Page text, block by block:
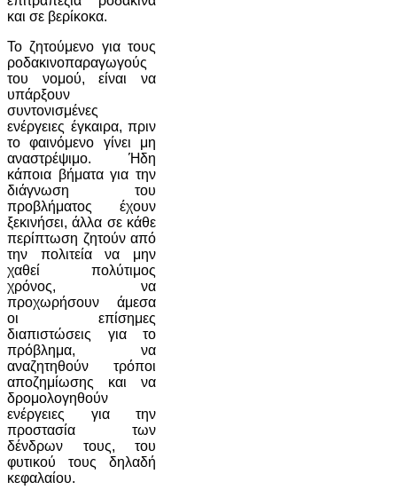
και σε βερίκοκα.
Το ζητούμενο για τους
ροδακινοπαραγωγούς
του νομού, είναι να
υπάρξουν
συντονισμένες
ενέργειες έγκαιρα, πριν
το φαινόμενο γίνει μη
αναστρέψιμο. Ήδη
κάποια βήματα για την
διάγνωση του
προβλήματος έχουν
ξεκινήσει, άλλα σε κάθε
περίπτωση ζητούν από
την πολιτεία να μην
χαθεί πολύτιμος
χρόνος, να
προχωρήσουν άμεσα
οι επίσημες
διαπιστώσεις για το
πρόβλημα, να
αναζητηθούν τρόποι
αποζημίωσης και να
δρομολογηθούν
ενέργειες για την
προστασία των
δένδρων τους, του
φυτικού τους δηλαδή
κεφαλαίου.